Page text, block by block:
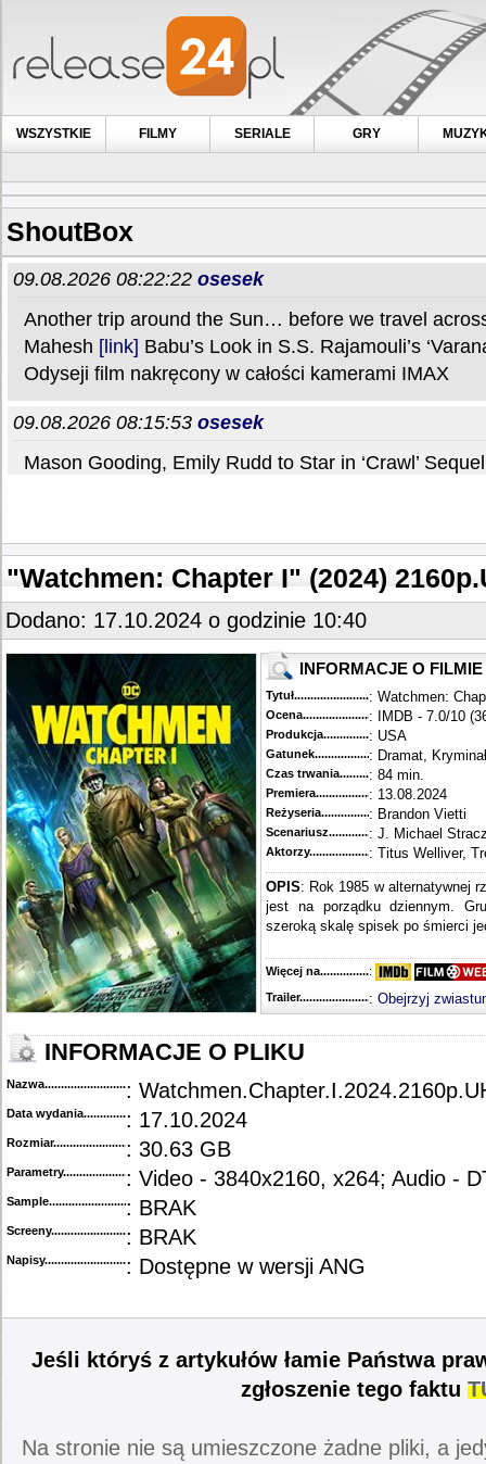
WSZYSTKIE FILMY SERIALE GRY
ShoutBox
"Watchmen: Chapter I" (2024)
Dodano: 17.10.2024 o godzinie 10:40
INFORMACJE O FILMIE
Tytuł............................................
: Watchmen:
Ocena.............................................
: IMDB - 7.0/10
Produkcja.........................................
: USA
Gatunek...........................................
: Dramat,
Czas trwania......................................
: 84 min.
Premiera..........................................
: 13.08.2024
Reżyseria........................................
: Brandon Vietti
Scenariusz........................................
: J. Michael
Aktorzy...........................................
: Titus Welliver,
OPIS: Rok 1985 w alternatywnej
jest na porządku dziennym.
szeroką skalę spisek po śmierci
Więcej na........................................
:
Trailer...........................................
: Obejrzyj
INFORMACJE O PLIKU
Nazwa.............................................
:
Data wydania......................................
: 17.10.2024
Rozmiar...........................................
: 30.63 GB
Parametry.........................................: Video - 3840x2160, x264; Audio -
Sample............................................
: BRAK
Screeny...........................................
: BRAK
Napisy............................................: Dostępne w wersji ANG
Jeśli któryś z artykułów łamie Państwa
zgłoszenie tego faktu
Na stronie nie są umieszczone żadne pliki, a